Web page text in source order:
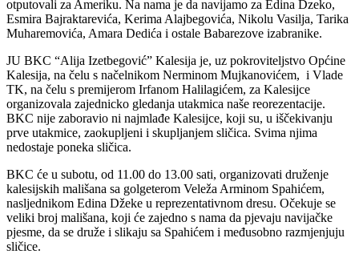
otputovali za Ameriku. Na nama je da navijamo za Edina Dzeko,
Esmira Bajraktarevića, Kerima Alajbegovića, Nikolu Vasilja, Tarika
Muharemovića, Amara Dedića i ostale Babarezove izabranike.
JU BKC “Alija Izetbegović” Kalesija je, uz pokroviteljstvo Općine
Kalesija, na čelu s načelnikom Nerminom Mujkanovićem, i Vlade
TK, na čelu s premijerom Irfanom Halilagićem, za Kalesijce
organizovala zajednicko gledanja utakmica naše reorezentacije.
BKC nije zaboravio ni najmlađe Kalesijce, koji su, u iščekivanju
prve utakmice, zaokupljeni i skupljanjem sličica. Svima njima
nedostaje poneka sličica.
BKC će u subotu, od 11.00 do 13.00 sati, organizovati druženje
kalesijskih mališana sa golgeterom Veleža Arminom Spahićem,
nasljednikom Edina Džeke u reprezentativnom dresu. Očekuje se
veliki broj mališana, koji će zajedno s nama da pjevaju navijačke
pjesme, da se druže i slikaju sa Spahićem i međusobno razmjenjuju
sličice.